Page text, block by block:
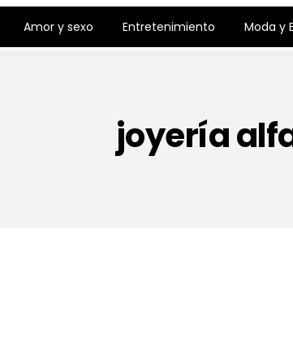
Amor y sexo Entretenimiento Moda y
joyería